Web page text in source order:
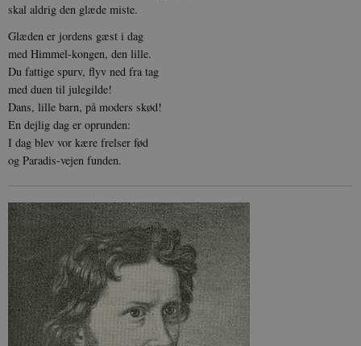
skal aldrig den glæde miste.
Glæden er jordens gæst i dag
med Himmel-kongen, den lille.
Du fattige spurv, flyv ned fra tag
med duen til julegilde!
Dans, lille barn, på moders skød!
En dejlig dag er oprunden:
I dag blev vor kære frelser fød
og Paradis-vejen funden.